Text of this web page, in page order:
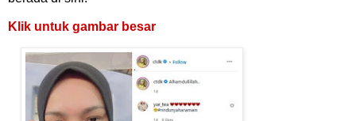
Klik untuk gambar besar